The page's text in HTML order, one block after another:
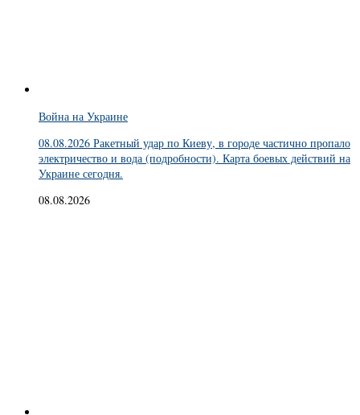
Война на Украине
08.08.2026 Ракетный удар по Киеву, в городе частично пропало
электричество и вода (подробности). Карта боевых действий на
Украине сегодня.
08.08.2026